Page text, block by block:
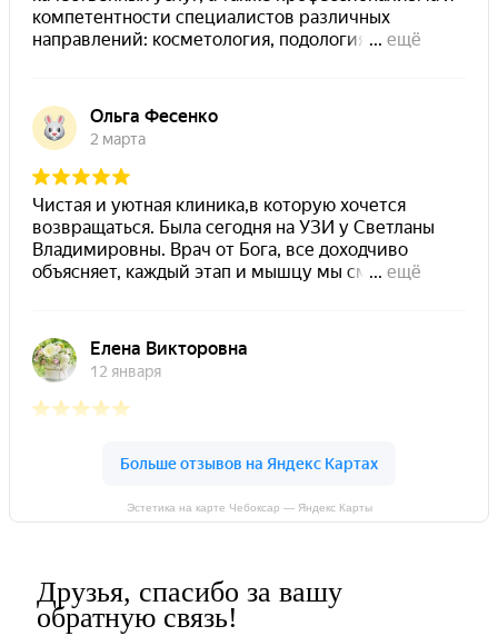
Эстетика на карте Чебоксар — Яндекс Карты
Друзья, спасибо за вашу
обратную связь!